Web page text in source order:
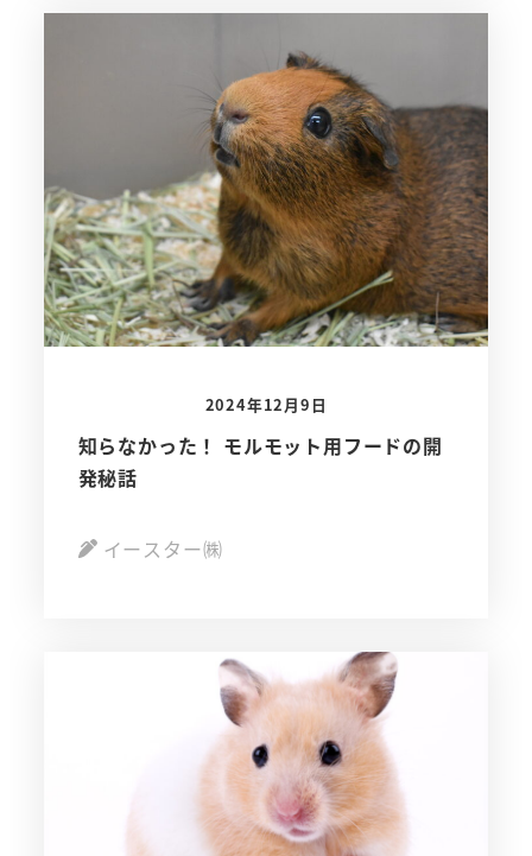
2024年12月9日
知らなかった！ モルモット用フードの開
発秘話
イースター㈱